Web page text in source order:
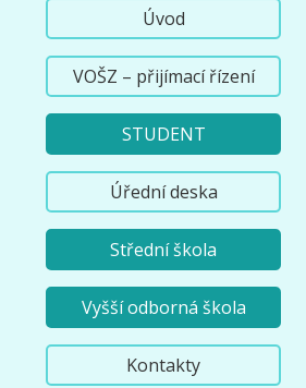
Úvod
VOŠZ – přijímací řízení
STUDENT
Úřední deska
Střední škola
Vyšší odborná škola
Kontakty